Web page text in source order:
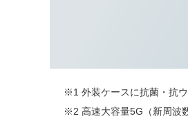
※1 外装ケースに抗菌・抗
※2 高速大容量5G（新周波